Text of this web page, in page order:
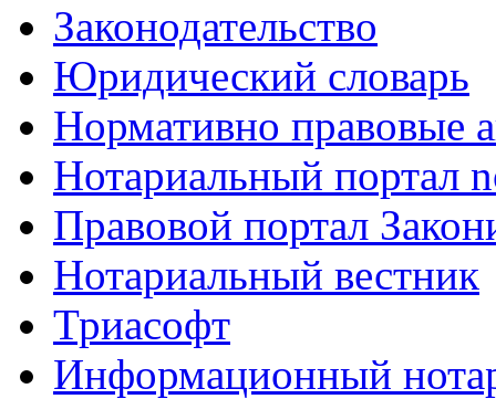
Законодательство
Юридический словарь
Нормативно правовые
Нотариальный портал
Правовой портал
Нотариальный вестник
Триасофт
Информационный